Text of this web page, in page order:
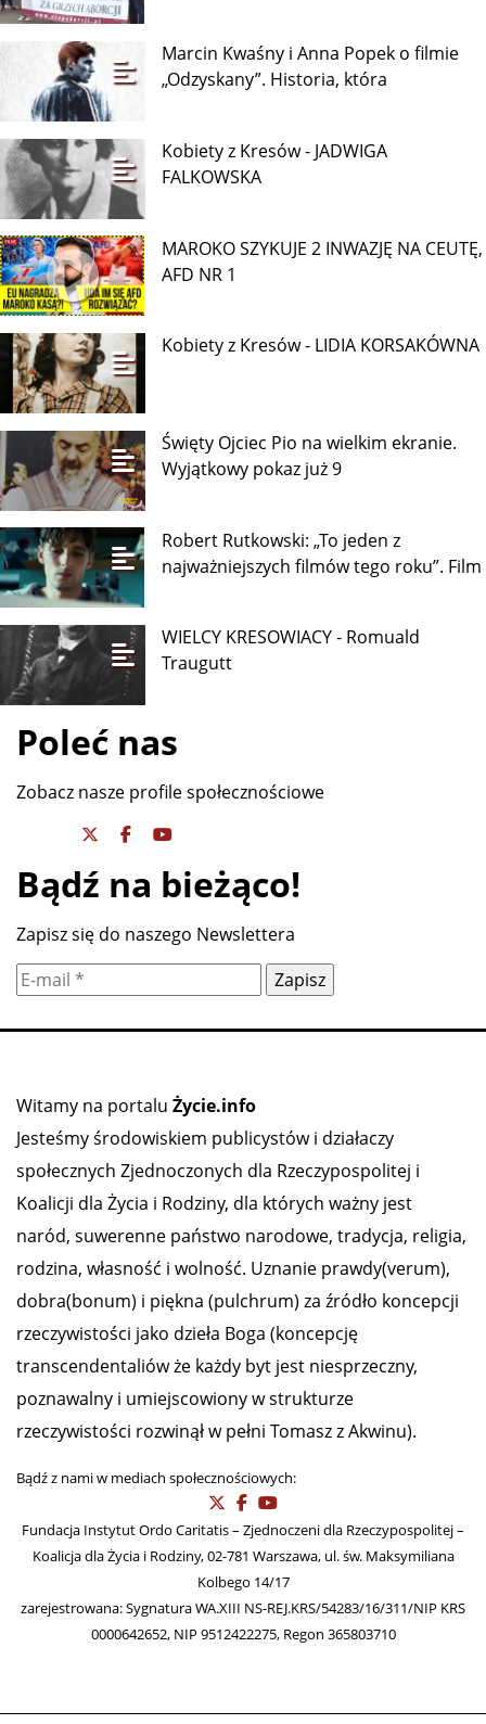
Marcin Kwaśny i Anna Popek o filmie
„Odzyskany”. Historia, która
Kobiety z Kresów - JADWIGA
FALKOWSKA
MAROKO SZYKUJE 2 INWAZJĘ NA CEUTĘ,
AFD NR 1
Kobiety z Kresów - LIDIA KORSAKÓWNA
Święty Ojciec Pio na wielkim ekranie.
Wyjątkowy pokaz już 9
Robert Rutkowski: „To jeden z
najważniejszych filmów tego roku”. Film
WIELCY KRESOWIACY - Romuald
Traugutt
Poleć nas
Zobacz nasze profile społecznościowe
Bądź na bieżąco!
Zapisz się do naszego Newslettera
Witamy na portalu Życie.info
Jesteśmy środowiskiem publicystów i działaczy
społecznych Zjednoczonych dla Rzeczypospolitej i
Koalicji dla Życia i Rodziny, dla których ważny jest
naród, suwerenne państwo narodowe, tradycja, religia,
rodzina, własność i wolność. Uznanie prawdy(verum),
dobra(bonum) i piękna (pulchrum) za źródło koncepcji
rzeczywistości jako dzieła Boga (koncepcję
transcendentaliów że każdy byt jest niesprzeczny,
poznawalny i umiejscowiony w strukturze
rzeczywistości rozwinął w pełni Tomasz z Akwinu).
Bądź z nami w mediach społecznościowych:
Fundacja Instytut Ordo Caritatis – Zjednoczeni dla Rzeczypospolitej –
Koalicja dla Życia i Rodziny, 02-781 Warszawa, ul. św. Maksymiliana
Kolbego 14/17
zarejestrowana: Sygnatura WA.XIII NS-REJ.KRS/54283/16/311/NIP KRS
0000642652, NIP 9512422275, Regon 365803710